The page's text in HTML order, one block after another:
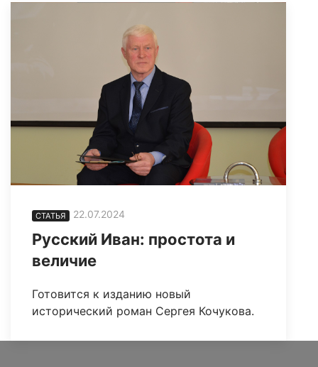
СТАТЬЯ 22.07.2024
Русский Иван: простота и
величие
Готовится к изданию новый
исторический роман Сергея Кочукова.